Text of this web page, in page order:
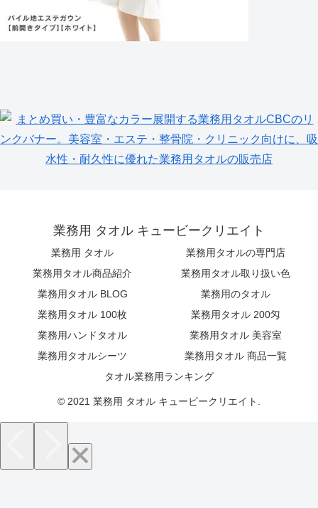
業務用 タオル キュービークリエイト
業務用 タオル
業務用タオルの専門店
業務用タオル商品紹介
業務用タオル取り扱い色
業務用タオル BLOG
業務用のタオル
業務用タオル 100枚
業務用タオル 200匁
業務用ハンドタオル
業務用タオル 美容室
業務用タオルシーツ
業務用タオル 商品一覧
タオル業務用ランキング
© 2021 業務用 タオル キュービークリエイト.